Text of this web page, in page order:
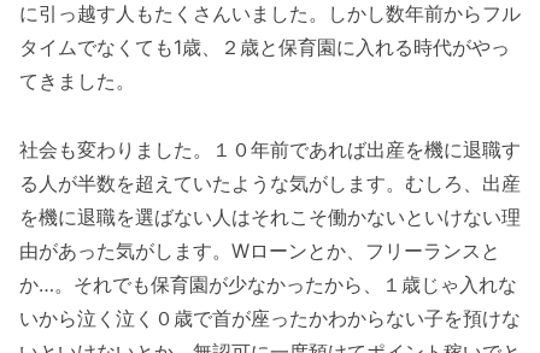
に引っ越す人もたくさんいました。しかし数年前からフル
タイムでなくても1歳、２歳と保育園に入れる時代がやっ
てきました。
社会も変わりました。１０年前であれば出産を機に退職す
る人が半数を超えていたような気がします。むしろ、出産
を機に退職を選ばない人はそれこそ働かないといけない理
由があった気がします。Wローンとか、フリーランスと
か…。それでも保育園が少なかったから、１歳じゃ入れな
いから泣く泣く０歳で首が座ったかわからない子を預けな